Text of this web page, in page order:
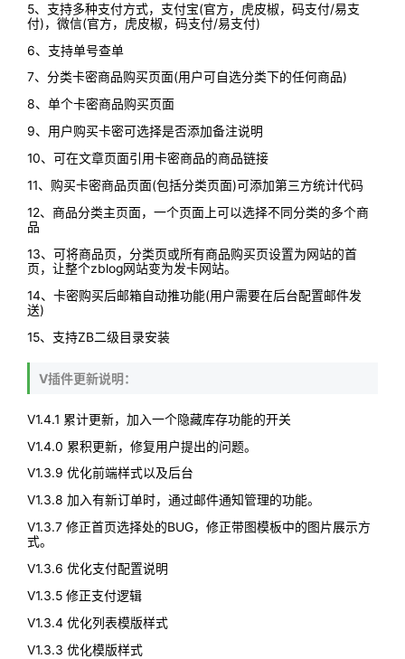
5、支持多种支付方式，支付宝(官方，虎皮椒，码支付/易支
付)，微信(官方，虎皮椒，码支付/易支付)
6、支持单号查单
7、分类卡密商品购买页面(用户可自选分类下的任何商品)
8、单个卡密商品购买页面
9、用户购买卡密可选择是否添加备注说明
10、可在文章页面引用卡密商品的商品链接
11、购买卡密商品页面(包括分类页面)可添加第三方统计代码
12、商品分类主页面，一个页面上可以选择不同分类的多个商
品
13、可将商品页，分类页或所有商品购买页设置为网站的首
页，让整个zblog网站变为发卡网站。
14、卡密购买后邮箱自动推功能(用户需要在后台配置邮件发
送)
15、支持ZB二级目录安装
V插件更新说明：
V1.4.1 累计更新，加入一个隐藏库存功能的开关
V1.4.0 累积更新，修复用户提出的问题。
V1.3.9 优化前端样式以及后台
V1.3.8 加入有新订单时，通过邮件通知管理的功能。
V1.3.7 修正首页选择处的BUG，修正带图模板中的图片展示方
式。
V1.3.6 优化支付配置说明
V1.3.5 修正支付逻辑
V1.3.4 优化列表模版样式
V1.3.3 优化模版样式